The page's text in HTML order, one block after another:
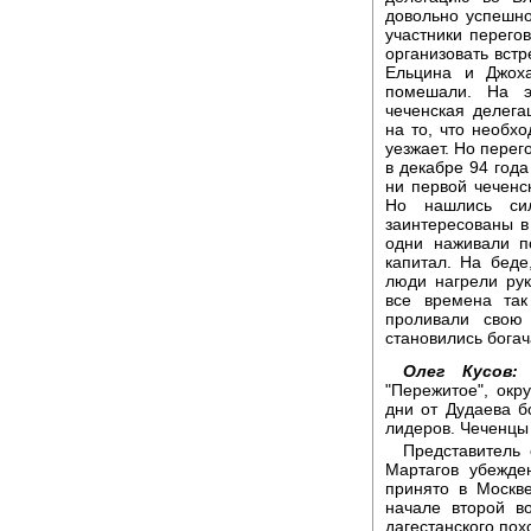
довольно
участники
организовать
Ельцина и
помешали. На
чеченская
на то, что
уезжает. Но
в декабре 94
ни первой
Но нашлись
заинтересованы
одни наживали
капитал. На
люди нагрели
все времена
проливали
становились
Олег Кусов:
"Пережитое",
дни от Дудаева
лидеров.
Мартагов
принято в
начале второй
дагестанского